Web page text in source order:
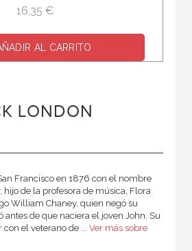
16,35 €
AL CARRITO
LONDON
Francisco en 1876 con el nombre
hijo de la profesora de música, Flora
William Chaney, quien negó su
antes de que naciera el joven John. Su
con el veterano de ... Ver más sobre